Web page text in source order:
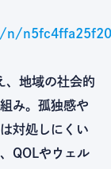
n/n5fc4ffa25f20
、地域の社会的
み。孤独感や
対処しにくい
QOLやウェル